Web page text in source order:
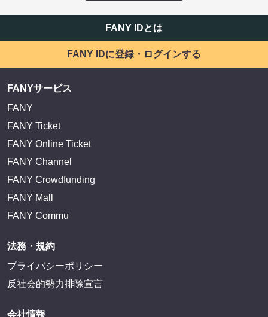
FANY IDとは
FANY IDに登録・ログインする
FANYサービス
FANY
FANY Ticket
FANY Online Ticket
FANY Channel
FANY Crowdfunding
FANY Mall
FANY Commu
法務・規約
プライバシーポリシー
反社会的勢力排除宣言
会社情報